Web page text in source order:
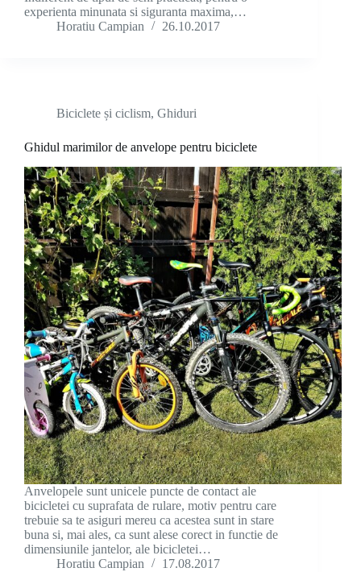
experienta minunata si siguranta maxima,…
Horatiu Campian
26.10.2017
Biciclete și ciclism, Ghiduri
Ghidul marimilor de anvelope pentru biciclete
Anvelopele sunt unicele puncte de contact ale
bicicletei cu suprafata de rulare, motiv pentru care
trebuie sa te asiguri mereu ca acestea sunt in stare
buna si, mai ales, ca sunt alese corect in functie de
dimensiunile jantelor, ale bicicletei…
Horatiu Campian
17.08.2017